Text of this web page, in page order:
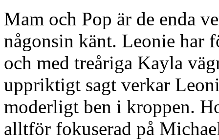
Mam och Pop är de enda
någonsin känt. Leonie har
och med treåriga Kayla
uppriktigt sagt verkar
moderligt ben i kroppen.
alltför fokuserad på